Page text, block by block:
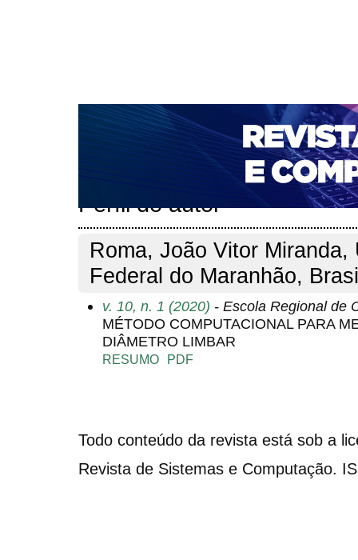
CAPA SOBRE ACESSO CADASTRO
NOTÍCIAS
PORTAL DE REVISTAS DA UNIFACS
PARA AVALIADORES
NOVA SUBMISSÃO
Perfil do autor
Roma, João Vitor Miranda,
Federal do Maranhão,
v. 10, n. 1 (2020) - Escola Regional de
MÉTODO COMPUTACIONAL PARA
DIÂMETRO LIMBAR
RESUMO PDF
Todo conteúdo da revista está sob a
Revista de Sistemas e Computação.